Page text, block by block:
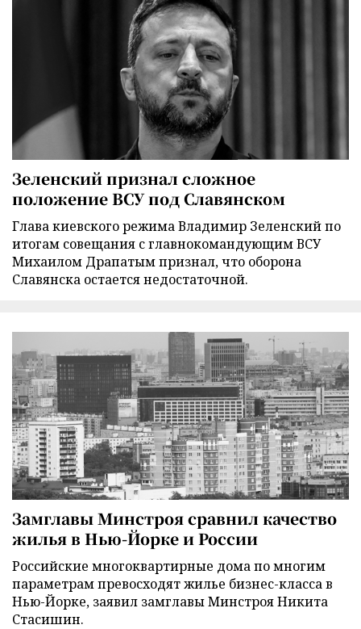
Зеленский признал сложное
положение ВСУ под Славянском
Глава киевского режима Владимир Зеленский по
итогам совещания с главнокомандующим ВСУ
Михаилом Драпатым признал, что оборона
Славянска остается недостаточной.
Замглавы Минстроя сравнил качество
жилья в Нью-Йорке и России
Российские многоквартирные дома по многим
параметрам превосходят жилье бизнес-класса в
Нью-Йорке, заявил замглавы Минстроя Никита
Стасишин.